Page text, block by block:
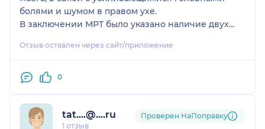
болями и шумом в правом ухе.
В заключении МРТ было указано наличие двух
доли и 4,4×3 см в области валика мозолистого
мозга.
В 2017 году у мужа было удалено правое лёгкое, в
связи с образованием (аденокарцинома).
Отзыв оставлен через сайт/приложение
0
tat....@....ru
1 отзыв
Проверен НаПоправку